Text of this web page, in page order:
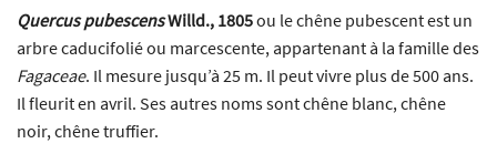
Quercus pubescensWilld., 1805ou le chêne pubescent est un
arbre caducifolié ou marcescente, appartenant à la famille des
Fagaceae. Il mesure jusqu’à 25 m. Il peut vivre plus de 500 ans.
Il fleurit en avril. Ses autres noms sont chêne blanc, chêne
noir, chêne truffier.